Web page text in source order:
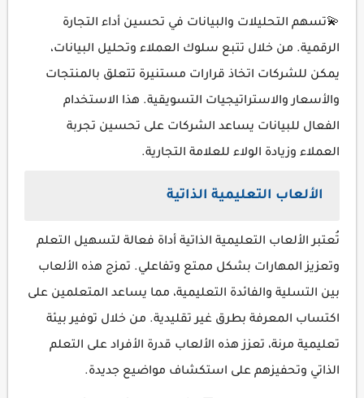
💫تسهم التحليلات والبيانات في تحسين أداء التجارة
الرقمية. من خلال تتبع سلوك العملاء وتحليل البيانات،
يمكن للشركات اتخاذ قرارات مستنيرة تتعلق بالمنتجات
والأسعار والاستراتيجيات التسويقية. هذا الاستخدام
الفعال للبيانات يساعد الشركات على تحسين تجربة
العملاء وزيادة الولاء للعلامة التجارية.
الألعاب التعليمية الذاتية
تُعتبر الألعاب التعليمية الذاتية أداة فعالة لتسهيل التعلم
وتعزيز المهارات بشكل ممتع وتفاعلي. تمزج هذه الألعاب
بين التسلية والفائدة التعليمية، مما يساعد المتعلمين على
اكتساب المعرفة بطرق غير تقليدية. من خلال توفير بيئة
تعليمية مرنة، تعزز هذه الألعاب قدرة الأفراد على التعلم
الذاتي وتحفيزهم على استكشاف مواضيع جديدة.